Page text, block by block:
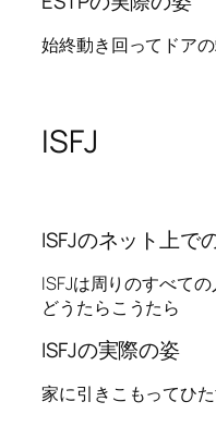
始終動き回ってドア
ISFJ
ISFJのネット上で
ISFJは周りのすべて
どうたらこうたら
ISFJの実際の姿
家に引きこもってひ